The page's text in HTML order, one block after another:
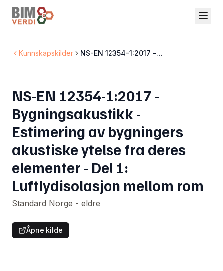
Kunnskapskilder
NS-EN 12354-1:2017 -
Luftlydisolasjon mellom rom
NS-EN 12354-1:2017 -
Bygningsakustikk -
Estimering av bygningers
akustiske ytelse fra deres
elementer - Del 1:
Luftlydisolasjon mellom rom
Standard Norge - eldre
Åpne kilde